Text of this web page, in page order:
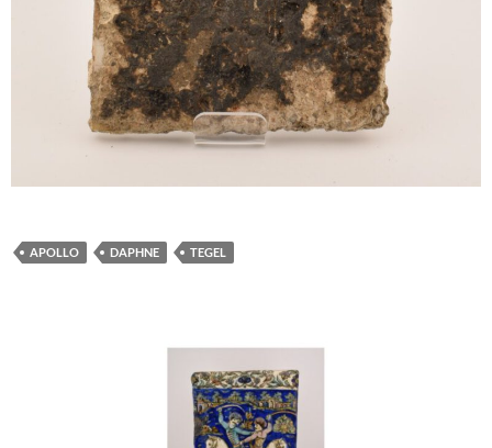
APOLLO DAPHNE TEGEL